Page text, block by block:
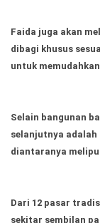
Faida juga akan
dibagi khusus
untuk
Selain bangunan
selanjutnya adalah
diantaranya
Dari 12 pasar
sekitar sembilan